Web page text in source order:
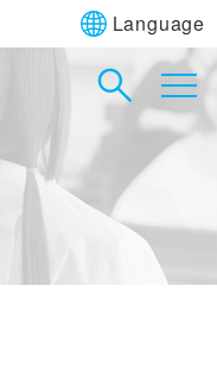
黒
Language